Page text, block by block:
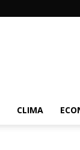
CLIMA